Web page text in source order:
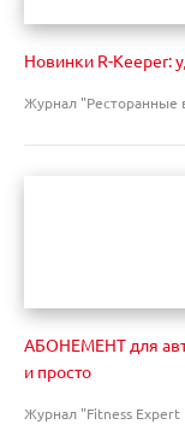
Новинки R-Keeper:
Журнал "Ресторанные
АБОНЕМЕНТ для
и просто
Журнал "Fitness